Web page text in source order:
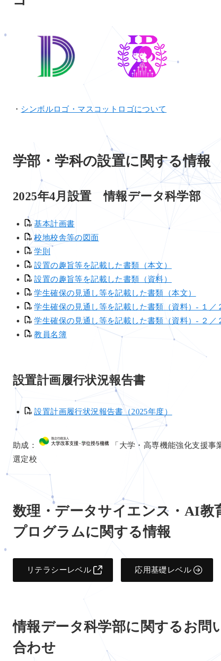
・ シンボルロゴ・マスコットロゴについて
学部・学科の設置に関する情報
2025年4月設置 情報データ科学部
基本計画書
校地校舎等の図面
学則
設置の趣旨等を記載した書類（本文）
設置の趣旨等を記載した書類（資料）
学生確保の見通し等を記載した書類（本文）
学生確保の見通し等を記載した書類（資料）- １／
学生確保の見通し等を記載した書類（資料）- ２／
教員名簿
設置計画履行状況報告書
設置計画履行状況報告書（2025年度）
助成：
「大学・高専機能強化支援事
選定校
数理・データサイエンス・AI教
プログラムに関する情報
リテラシーレベル 応用基礎レベル
情報データ科学部に関するお問
合わせ